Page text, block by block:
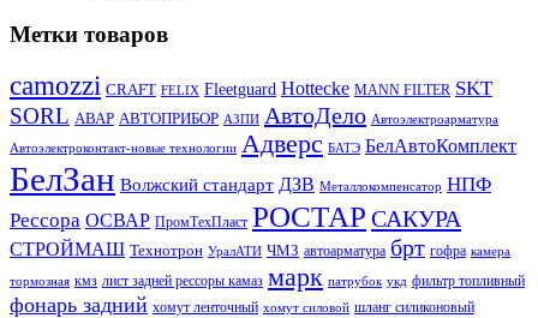
Метки товаров
camozzi CRAFT FELIX Fleetguard Hottecke MANN FILTER SKT
SORL АВАР АВТОПРИБОР АЗПИ АвтоДело Автоэлектроарматура
Автоэлектроконтакт-новые технологии Адверс БАТЭ БелАвтоКомплект
БелЗан Волжский стандарт ДЗВ Металлокомпенсатор НПФ
Рессора ОСВАР ПромТехПласт РОСТАР САКУРА
СТРОЙМАШ Технотрон УралАТИ ЧМЗ автоарматура брт гофра камера
тормозная кмз лист задней рессоры камаз марк патрубок укд фильтр топливный
фонарь задний хомут ленточный хомут силовой шланг силиконовый